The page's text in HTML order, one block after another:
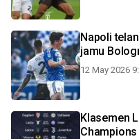
Napoli
jamu
12 May 2026
Klasemen